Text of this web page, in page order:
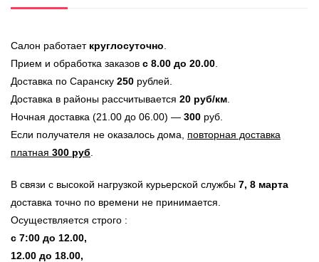
Салон работает круглосуточно
Прием и обработка заказов с 8.00 до 20.00
Доставка по Саранску 250 рублей.
Доставка в районы рассчитывается 20 руб/км
Ночная доставка (21.00 до 06.00) — 300 руб.
Если получателя не оказалось дома, повторная доставка
платная 300 руб
В связи с высокой нагрузкой курьерской службы 7, 8 марта
доставка точно по времени не принимается.
Осуществляется строго :
с 7:00 до 12.00,
12.00 до 18.00,